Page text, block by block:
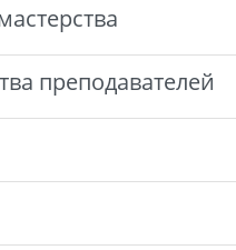
преподавателей